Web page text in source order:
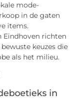
mode-
in de gaten
items.
Eindhoven richten
keuzes die
als het milieu.
in